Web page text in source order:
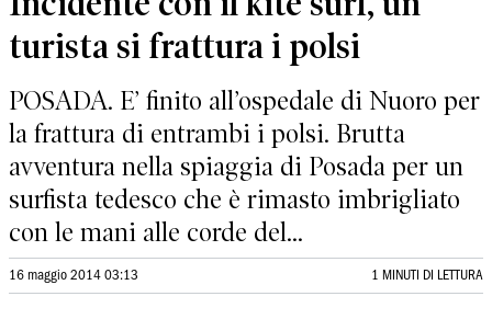
turista si frattura i polsi
POSADA. E’ finito all’ospedale di Nuoro per
la frattura di entrambi i polsi. Brutta
avventura nella spiaggia di Posada per un
surfista tedesco che è rimasto imbrigliato
con le mani alle corde del...
16 maggio 2014 03:13 1 MINUTI DI LETTURA